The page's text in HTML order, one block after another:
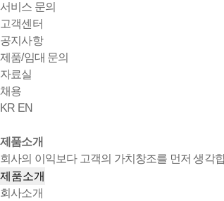
서비스 문의
고객센터
공지사항
제품/임대 문의
자료실
채용
KR EN
제품소개
회사의 이익보다 고객의 가치창조를 먼저 생각
제품소개
회사소개